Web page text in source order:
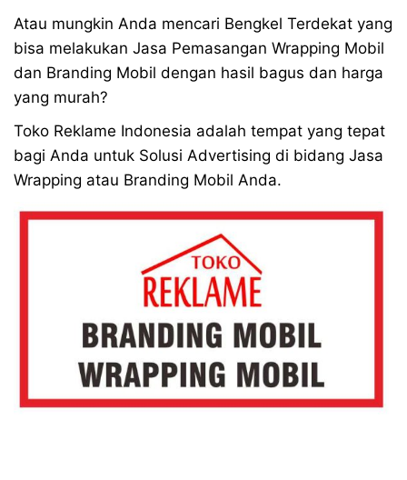
Atau mungkin Anda mencari Bengkel Terdekat yang
bisa melakukan Jasa Pemasangan Wrapping Mobil
dan Branding Mobil dengan hasil bagus dan harga
yang murah?
Toko Reklame Indonesia adalah tempat yang tepat
bagi Anda untuk Solusi Advertising di bidang Jasa
Wrapping atau Branding Mobil Anda.